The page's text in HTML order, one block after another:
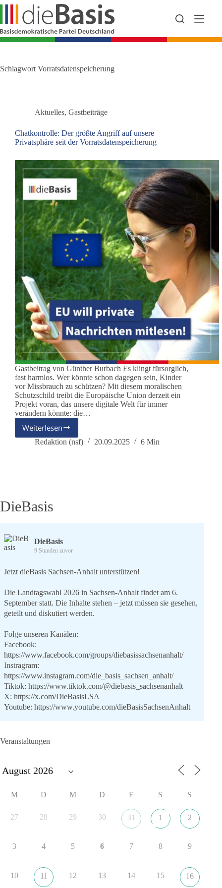
Zum
springen
Schlagwort Vorratsdatenspeicherung
Aktuelles, Gastbeiträge
Chatkontrolle: Der größte Angriff auf unsere
Privatsphäre seit der Vorratsdatenspeicherung
Gastbeitrag von Günther Burbach Es klingt fürsorglich,
fast harmlos. Wer könnte schon dagegen sein, Kinder
vor Missbrauch zu schützen? Mit diesem moralischen
Schutzschild treibt die Europäische Union derzeit ein
Projekt voran, das unsere digitale Welt für immer
verändern könnte: die…
WeiterlesenChatkontrolle:
Der
seit
der
Redaktion (nsf) 20.09.2025 6 Min
DieBasis
DieBasis
9 Stunden zuvor
Jetzt dieBasis Sachsen-Anhalt unterstützen!
Die Landtagswahl 2026 in Sachsen-Anhalt findet am 6.
September statt. Die Inhalte stehen – jetzt müssen sie gesehen,
geteilt und diskutiert werden.
Folge unseren Kanälen:
Facebook:
https://www.facebook.com/groups/diebasissachsenanhalt/
Instragram:
https://www.instagram.com/die_basis_sachsen_anhalt/
Tiktok: https://www.tiktok.com/@diebasis_sachsenanhalt
X: https://x.com/DieBasisLSA
Youtube: https://www.youtube.com/dieBasisSachsenAnhalt
lohnt, dieBasis zu wählen.
22 Auf Facebook ansehen
DieBasis
14 Stunden zuvor
Veranstaltungen
M D M D F S S
27 28 29 30 31 1 2
3 4 5 6 7 8 9
10 11 12 13 14 15 16